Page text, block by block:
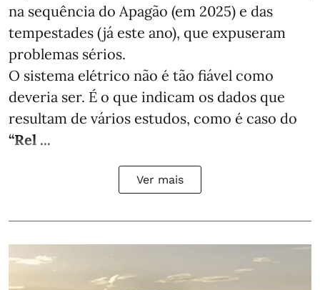
na sequência do Apagão (em 2025) e das
tempestades (já este ano), que expuseram
problemas sérios.
O sistema elétrico não é tão fiável como
deveria ser. É o que indicam os dados que
resultam de vários estudos, como é caso do
“Rel ...
Ver mais